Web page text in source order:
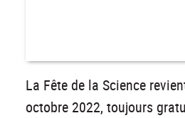
La Fête de la Science
octobre 2022, toujours